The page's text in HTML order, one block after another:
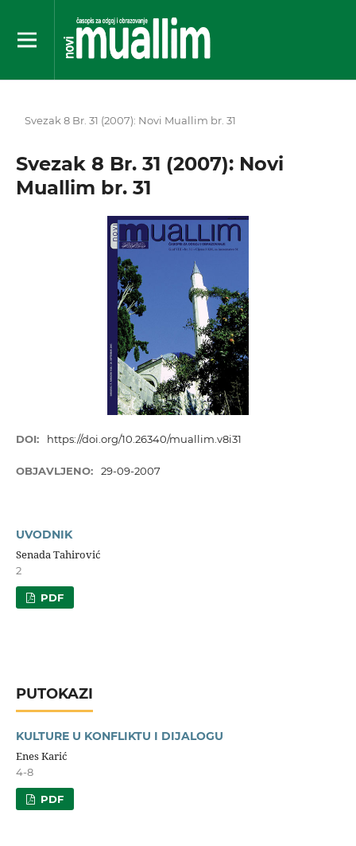
Svezak 8 Br. 31 (2007): Novi Muallim br. 31
Svezak 8 Br. 31 (2007): Novi
Muallim br. 31
DOI: https://doi.org/10.26340/muallim.v8i31
OBJAVLJENO: 29-09-2007
UVODNIK
Senada Tahirović
2
PDF
PUTOKAZI
KULTURE U KONFLIKTU I DIJALOGU
Enes Karić
4-8
PDF